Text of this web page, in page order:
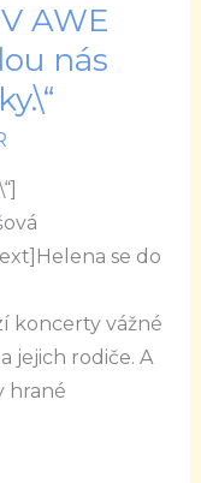
AWE
nás
se do
koncerty vážné
jejich rodiče. A
hrané